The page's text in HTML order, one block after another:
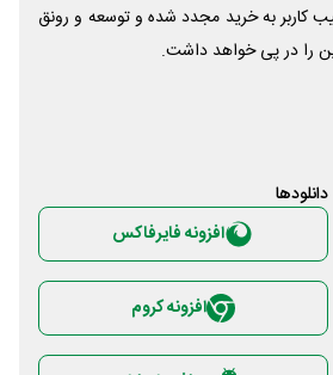
کاربر به خرید مجدد شده و توسعه و رونق
را در پی خواهد داشت.
دانلود‌ها
افزونه فایرفاکس
افزونه کروم